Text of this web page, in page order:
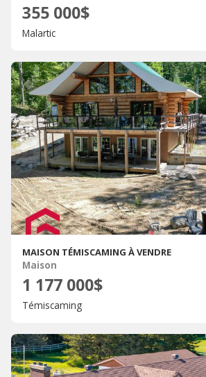
355 000$
Malartic
MAISON TÉMISCAMING À VENDRE
Maison
1 177 000$
Témiscaming